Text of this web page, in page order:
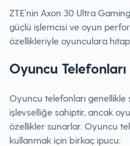
ZTE’nin Axon 30 Ultra
güçlü işlemcisi ve oyun
özellikleriyle oyunculara
Oyuncu Telefonları
Oyuncu telefonları genellikle
işlevselliğe sahiptir, ancak
özellikler sunarlar. Oyuncu
kullanmak için birkaç ipucu: